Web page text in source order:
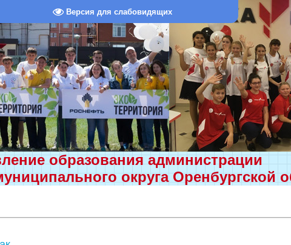
Версия для слабовидящих
образования администрации
округа Оренбургской